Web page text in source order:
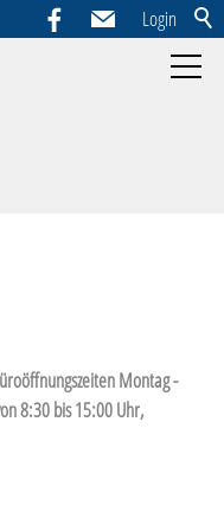
Login
Montag -
8:30 bis 15:00 Uhr,